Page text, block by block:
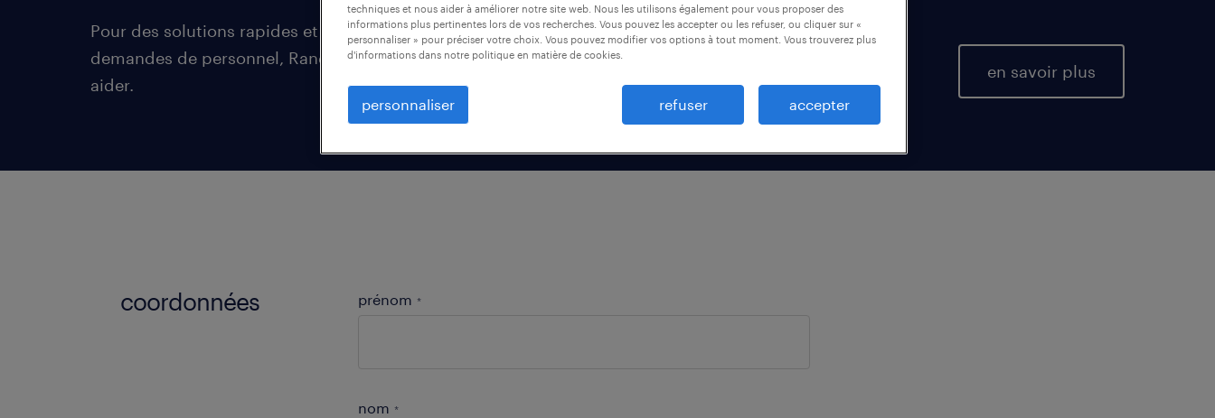
Pour des solutions rapides et efficaces à vos
demandes de personnel, Randstad est là pour vous
aider.
en savoir plus
coordonnées prénom *
nom *
techniques et nous aider à améliorer notre site web. Nous les utilisons également pour vous proposer des
informations plus pertinentes lors de vos recherches. Vous pouvez les accepter ou les refuser, ou cliquer sur «
personnaliser » pour préciser votre choix. Vous pouvez modifier vos options à tout moment. Vous trouverez plus
d'informations dans notre politique en matière de cookies.
personnaliser refuser accepter